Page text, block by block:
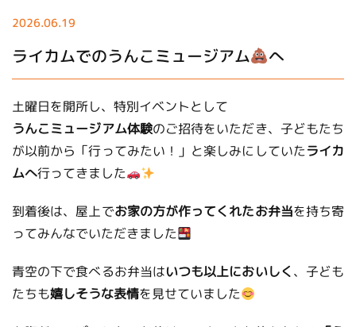
2026.06.19
ライカムでのうんこミュージアム へ
土曜日を開所し、特別イベントとして
うんこミュージアム体験のご招待をいただき、子どもたち
が以前から「行ってみたい！」と楽しみにしていたライカ
ムへ行ってきました
到着後は、屋上でお家の方が作ってくれたお弁当を持ち寄
ってみんなでいただきました
青空の下で食べるお弁当はいつも以上においしく、子ども
たちも嬉しそうな表情を見せていました